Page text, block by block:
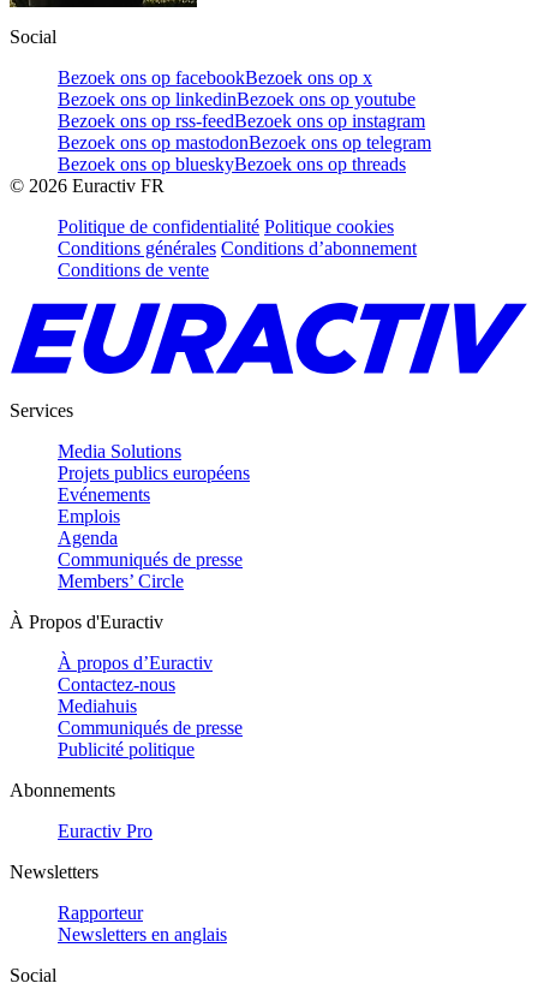
Social
Bezoek ons op facebookBezoek ons op x
Bezoek ons op linkedinBezoek ons op youtube
Bezoek ons op rss-feedBezoek ons op instagram
Bezoek ons op mastodonBezoek ons op telegram
Bezoek ons op blueskyBezoek ons op threads
© 2026 Euractiv FR
Politique de confidentialité Politique cookies
Conditions générales Conditions d’abonnement
Conditions de vente
Services
Media Solutions
Projets publics européens
Evénements
Emplois
Agenda
Communiqués de presse
Members’ Circle
À Propos d'Euractiv
À propos d’Euractiv
Contactez-nous
Mediahuis
Communiqués de presse
Publicité politique
Abonnements
Euractiv Pro
Newsletters
Rapporteur
Newsletters en anglais
Social